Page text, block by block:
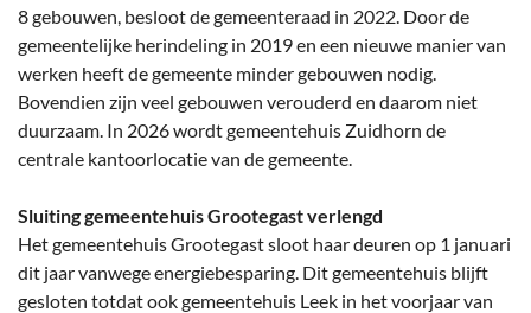
8 gebouwen, besloot de gemeenteraad in 2022. Door de
gemeentelijke herindeling in 2019 en een nieuwe manier van
werken heeft de gemeente minder gebouwen nodig.
Bovendien zijn veel gebouwen verouderd en daarom niet
duurzaam. In 2026 wordt gemeentehuis Zuidhorn de
centrale kantoorlocatie van de gemeente.
Sluiting gemeentehuis Grootegast verlengd
Het gemeentehuis Grootegast sloot haar deuren op 1 januari
dit jaar vanwege energiebesparing. Dit gemeentehuis blijft
gesloten totdat ook gemeentehuis Leek in het voorjaar van